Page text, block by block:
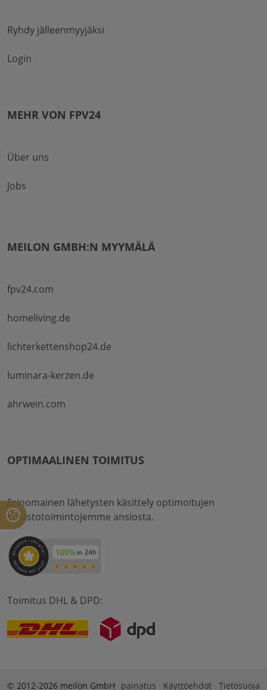
Ryhdy jälleenmyyjäksi
Login
MEHR VON FPV24
Über uns
Jobs
MEILON GMBH:N MYYMÄLÄ
fpv24.com
homeliving.de
lichterkettenshop24.de
luminara-kerzen.de
ahrwein.com
OPTIMAALINEN TOIMITUS
Erinomainen lähetysten käsittely optimoitujen
varastotoimintojemme ansiosta.
Toimitus DHL & DPD:
© 2012-2026 meilon GmbH painatus Käyttöehdot Tietosuoja